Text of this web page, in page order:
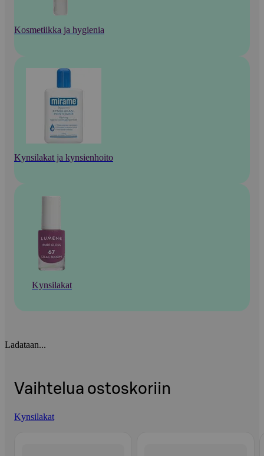
Kosmetiikka ja hygienia
Kynsilakat ja kynsienhoito
Kynsilakat
Ladataan...
Vaihtelua ostoskoriin
Kynsilakat